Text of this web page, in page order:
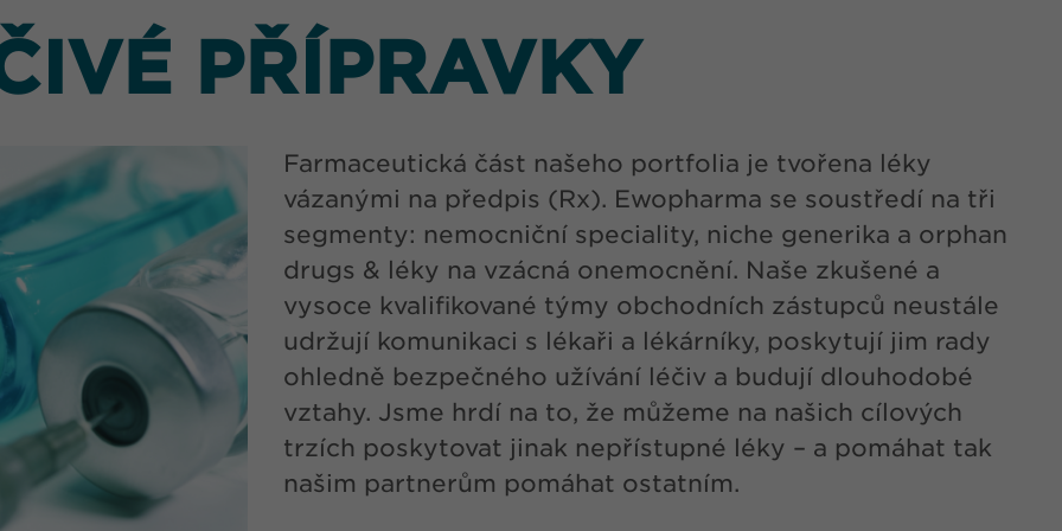
PŘÍPRAVKY
Farmaceutická část našeho portfolia je tvořena léky
vázanými na předpis (Rx). Ewopharma se soustředí na tři
segmenty: nemocniční speciality, niche generika a orphan
drugs & léky na vzácná onemocnění. Naše zkušené a
vysoce kvalifikované týmy obchodních zástupců neustále
udržují komunikaci s lékaři a lékárníky, poskytují jim rady
ohledně bezpečného užívání léčiv a budují dlouhodobé
vztahy. Jsme hrdí na to, že můžeme na našich cílových
trzích poskytovat jinak nepřístupné léky – a pomáhat tak
našim partnerům pomáhat ostatním.